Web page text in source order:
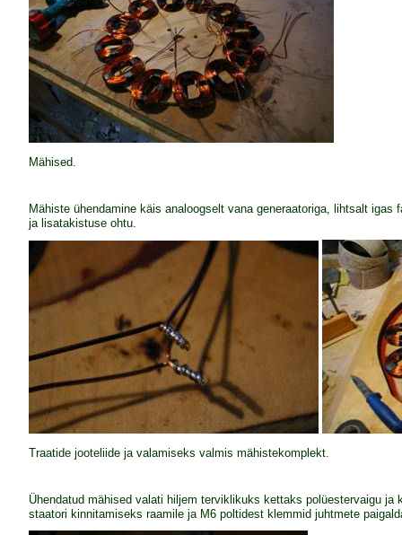
Mähised.
Mähiste ühendamine käis analoogselt vana generaatoriga, lihtsalt
ja lisatakistuse ohtu.
Traatide jooteliide ja valamiseks valmis mähistekomplekt.
Ühendatud mähised valati hiljem terviklikuks kettaks polüestervaigu
staatori kinnitamiseks raamile ja M6 poltidest klemmid juhtmete